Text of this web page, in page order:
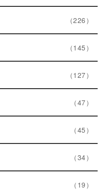
226
145
127
47
45
ン
34
19